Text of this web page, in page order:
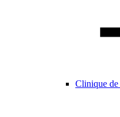
Clinique de